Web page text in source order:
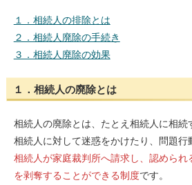
１．相続人の排除とは
２．相続人廃除の手続き
３．相続人廃除の効果
１．相続人の廃除とは
相続人の廃除とは、たとえ相続人に相続
相続人に対して迷惑をかけたり、問題行
相続人が家庭裁判所へ請求し、認められ
を剥奪することができる制度です。